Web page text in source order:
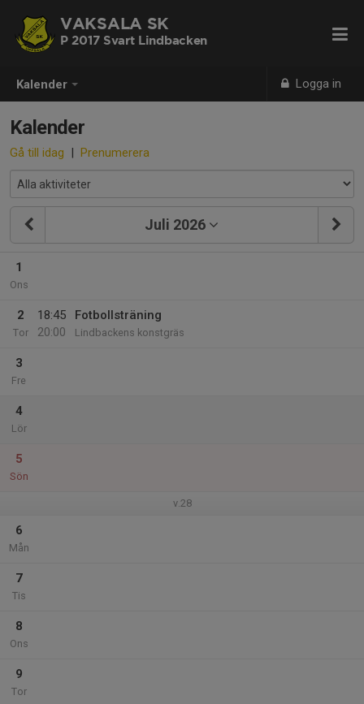
Kalender Logga in
VAKSALA SK
P 2017 Svart Lindbacken
Kalender
Gå till idag | Prenumerera
Juli 2026
1
Ons
2
Tor
18:45
20:00
Fotbollsträning
Lindbackens konstgräs
3
Fre
4
Lör
5
Sön
v.28
6
Mån
7
Tis
8
Ons
9
Tor